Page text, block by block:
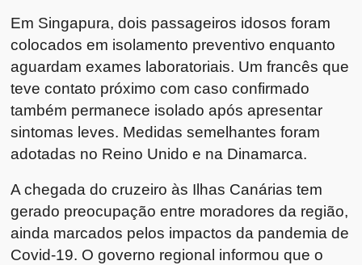
Em Singapura, dois passageiros idosos foram
colocados em isolamento preventivo enquanto
aguardam exames laboratoriais. Um francês que
teve contato próximo com caso confirmado
também permanece isolado após apresentar
sintomas leves. Medidas semelhantes foram
adotadas no Reino Unido e na Dinamarca.
A chegada do cruzeiro às Ilhas Canárias tem
gerado preocupação entre moradores da região,
ainda marcados pelos impactos da pandemia de
Covid-19. O governo regional informou que o